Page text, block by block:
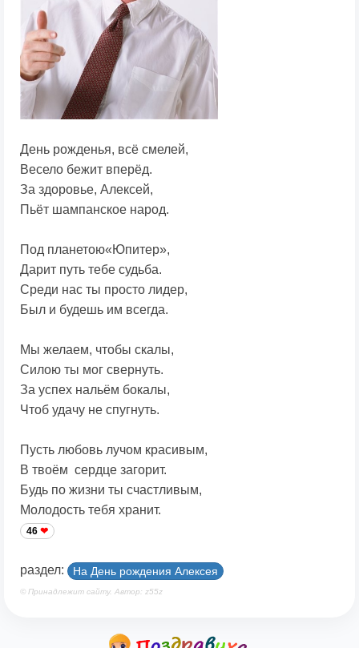
День рожденья, всё смелей,
Весело бежит вперёд.
За здоровье, Алексей,
Пьёт шампанское народ.
Под планетою«Юпитер»,
Дарит путь тебе судьба.
Среди нас ты просто лидер,
Был и будешь им всегда.
Мы желаем, чтобы скалы,
Силою ты мог свернуть.
За успех нальём бокалы,
Чтоб удачу не спугнуть.
Пусть любовь лучом красивым,
В твоём сердце загорит.
Будь по жизни ты счастливым,
Молодость тебя хранит.
46
раздел: На День рождения Алексея
© Принадлежит сайту. Автор: z55z